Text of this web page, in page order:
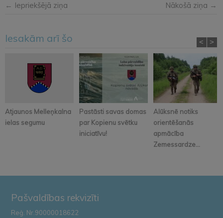
← Iepriekšējā ziņa Nākošā ziņa →
Iesakām arī šo
Atjaunos Melleņkalna
ielas segumu
Pastāsti savas domas
par Kopienu svētku
iniciatīvu!
Alūksnē notiks
orientēšanās
apmācība
Zemessardze...
< >
Pašvaldības rekvizīti
Reģ. Nr.90000018622